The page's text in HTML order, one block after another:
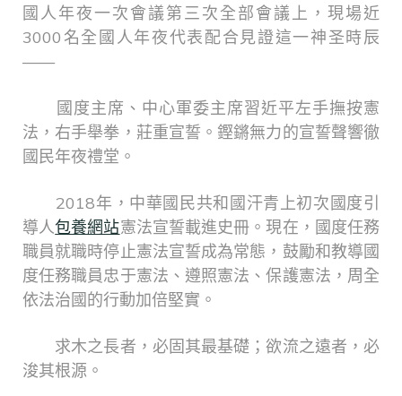
國人年夜一次會議第三次全部會議上，現場近
3000名全國人年夜代表配合見證這一神圣時辰
——
國度主席、中心軍委主席習近平左手撫按憲
法，右手舉拳，莊重宣誓。鏗鏘無力的宣誓聲響徹
國民年夜禮堂。
2018年，中華國民共和國汗青上初次國度引
導人包養網站憲法宣誓載進史冊。現在，國度任務
職員就職時停止憲法宣誓成為常態，鼓勵和教導國
度任務職員忠于憲法、遵照憲法、保護憲法，周全
依法治國的行動加倍堅實。
求木之長者，必固其最基礎；欲流之遠者，必
浚其根源。